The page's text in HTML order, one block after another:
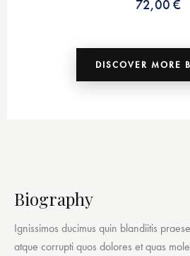
72,00 €
DISCOVER MORE
Biography
Ignissimos ducimus quin blandiitis
atque corrupti quos dolores et quas